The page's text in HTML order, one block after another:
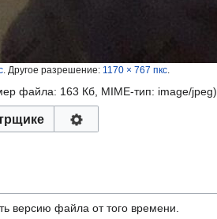
Другое разрешение: 1170 × 767 пкс
файла: 163 Кб, MIME-тип: image/jpeg)
версию файла от того времени.